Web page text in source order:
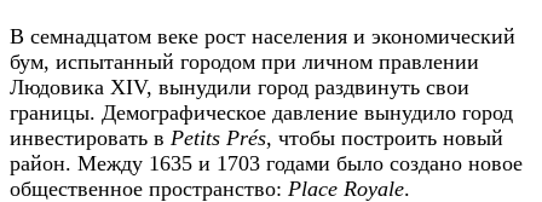
В семнадцатом веке рост населения и экономический
бум, испытанный городом при личном правлении
Людовика XIV, вынудили город раздвинуть свои
границы. Демографическое давление вынудило город
инвестировать в Petits Prés, чтобы построить новый
район. Между 1635 и 1703 годами было создано новое
общественное пространство: Place Royale.